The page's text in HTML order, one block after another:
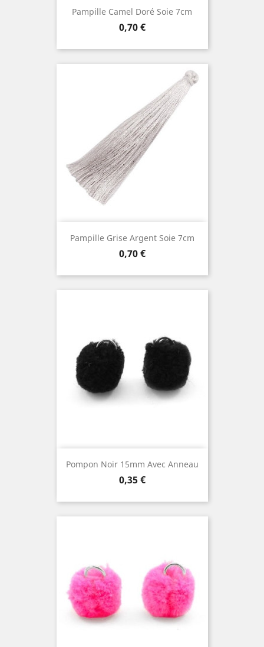
Pampille Camel Doré Soie 7cm
Prix
0,70 €
Pampille Grise Argent Soie 7cm
Prix
0,70 €
Pompon Noir 15mm Avec Anneau
Prix
0,35 €